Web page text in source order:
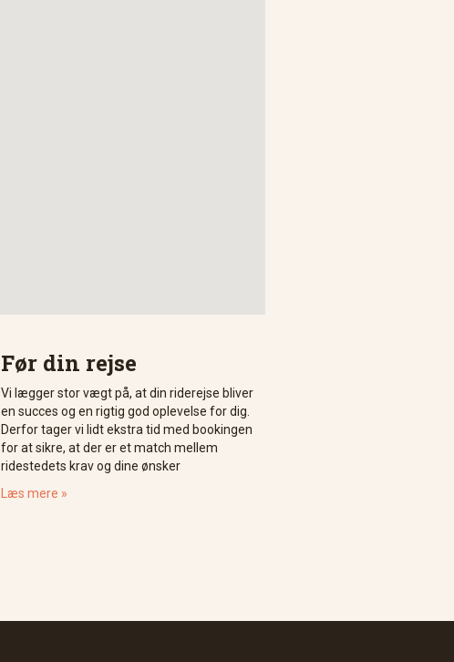
Før din rejse
Vi lægger stor vægt på, at din riderejse bliver
en succes og en rigtig god oplevelse for dig.
Derfor tager vi lidt ekstra tid med bookingen
for at sikre, at der er et match mellem
ridestedets krav og dine ønsker
Læs mere »